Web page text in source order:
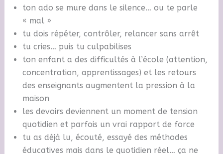
ton ado se mure dans le silence… ou te parle
« mal »
tu dois répéter, contrôler, relancer sans arrêt
tu cries… puis tu culpabilises
ton enfant a des difficultés à l’école (attention,
concentration, apprentissages) et les retours
des enseignants augmentent la pression à la
maison
les devoirs deviennent un moment de tension
quotidien et parfois un vrai rapport de force
tu as déjà lu, écouté, essayé des méthodes
éducatives mais dans le quotidien réel… ça ne